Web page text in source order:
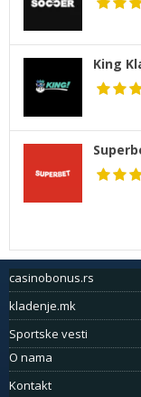
King
casinobonus.rs
kladenje.mk
Sportske vesti
O nama
Kontakt